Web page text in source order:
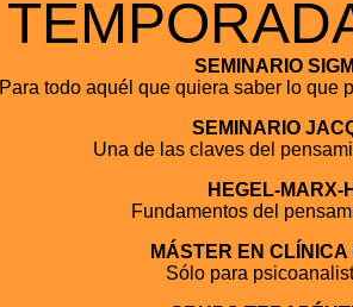
SEMINARIO
Para todo aquél que quiera saber lo que
SEMINARIO
Una de las claves del
HEGEL-MARX-
Fundamentos del
MÁSTER EN
Sólo para